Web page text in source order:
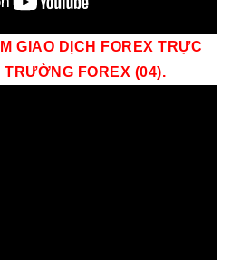
GIAO DỊCH FOREX TRỰC
TRƯỜNG FOREX (04).